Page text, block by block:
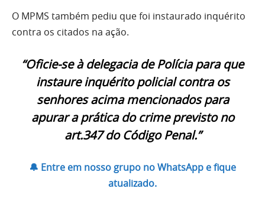
O MPMS também pediu que foi instaurado inquérito
contra os citados na ação.
“Oficie-se à delegacia de Polícia para que
instaure inquérito policial contra os
senhores acima mencionados para
apurar a prática do crime previsto no
art.347 do Código Penal.”
🔔 Entre em nosso grupo no WhatsApp e fique
atualizado.